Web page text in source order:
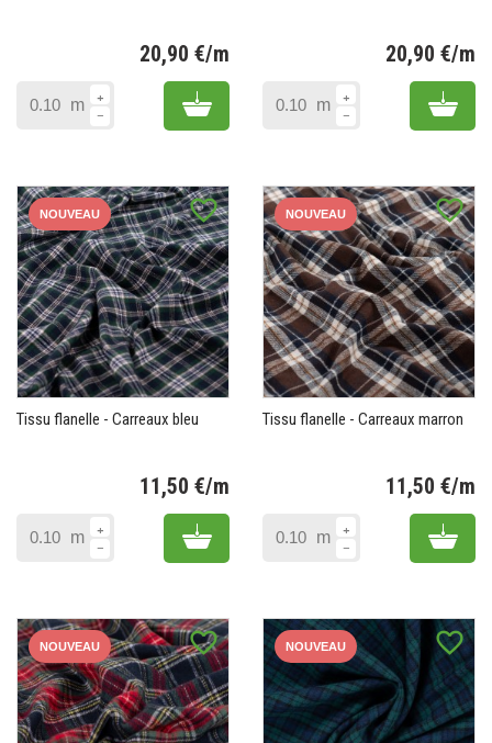
20,90 €/m
m Add to cart
20,90 €/m
m Add
favorite_border
NOUVEAU
Tissu flanelle - Carreaux bleu
11,50 €/m
m Add to cart
favorite_border
NOUVEAU
Tissu flanelle - Carreaux marron
11,50 €/m
m Add
favorite_border
NOUVEAU favorite_border
NOUVEAU